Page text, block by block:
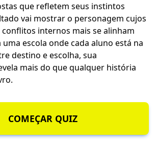
que refletem seus instintos
vai mostrar o personagem cujos
internos mais se alinham
uma escola onde cada aluno está na
destino e escolha, sua
mais do que qualquer história
COMEÇAR QUIZ